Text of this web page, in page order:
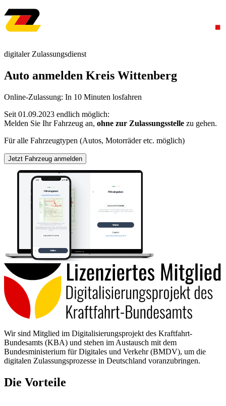
digitaler Zulassungsdienst
Auto anmelden Kreis Wittenberg
Online-Zulassung: In 10 Minuten losfahren
Seit 01.09.2023 endlich möglich:
Melden Sie Ihr Fahrzeug an, ohne zur Zulassungsstelle zu gehen.
Für alle Fahrzeugtypen (Autos, Motorräder etc. möglich)
Jetzt Fahrzeug anmelden
Wir sind Mitglied im Digitalisierungsprojekt des Kraftfahrt-
Bundesamts (KBA) und stehen im Austausch mit dem
Bundesministerium für Digitales und Verkehr (BMDV), um die
digitalen Zulassungsprozesse in Deutschland voranzubringen.
Die Vorteile